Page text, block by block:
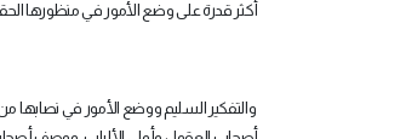
أكثر قدرة على وضع الأمور في منظورها
والتفكير السليم ووضع الأمور في نصابها